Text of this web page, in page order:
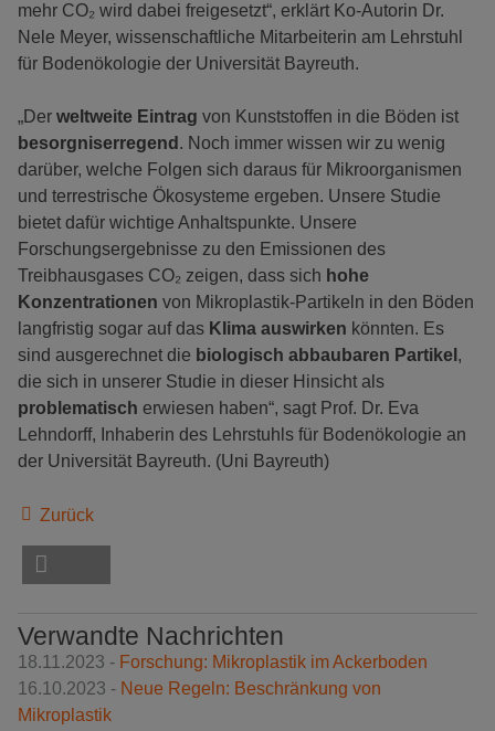
mehr CO₂ wird dabei freigesetzt“, erklärt Ko-Autorin Dr.
Nele Meyer, wissenschaftliche Mitarbeiterin am Lehrstuhl
für Bodenökologie der Universität Bayreuth.
„Der weltweite Eintrag von Kunststoffen in die Böden ist
besorgniserregend . Noch immer wissen wir zu wenig
darüber, welche Folgen sich daraus für Mikroorganismen
und terrestrische Ökosysteme ergeben. Unsere Studie
bietet dafür wichtige Anhaltspunkte. Unsere
Forschungsergebnisse zu den Emissionen des
Treibhausgases CO₂ zeigen, dass sich hohe
Konzentrationen von Mikroplastik-Partikeln in den Böden
langfristig sogar auf das KIima auswirken könnten. Es
sind ausgerechnet die biologisch abbaubaren Partikel ,
die sich in unserer Studie in dieser Hinsicht als
problematisch erwiesen haben“, sagt Prof. Dr. Eva
Lehndorff, Inhaberin des Lehrstuhls für Bodenökologie an
der Universität Bayreuth. (Uni Bayreuth)
Zurück
Verwandte Nachrichten
18.11.2023 - Forschung: Mikroplastik im Ackerboden
16.10.2023 - Neue Regeln: Beschränkung von
Mikroplastik